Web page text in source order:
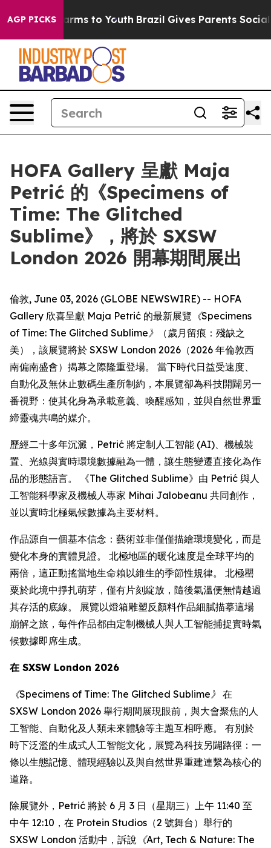
AGP PICKS
Abate Harms to Youth Brazil Gives Parents Social
HOFA Gallery 呈獻 Maja
Petrić 的《Specimens of
Time: The Glitched
Sublime》，將於 SXSW
London 2026 開幕期間展出
倫敦, June 03, 2026 (GLOBE NEWSWIRE) -- HOFA
Gallery 欣喜呈獻 Maja Petrić 的最新展覽 《Specimens
of Time: The Glitched Sublime》
（歲月留痕：殘缺之
美），該展覽將於 SXSW London 2026（2026 年倫敦西
南偏南盛會）揭幕之際隆重登場。 當下時代日益受速度、
自動化及無休止數碼生產所制約，本展覽卻為科技開闢另一
番視野：使其化身為承載意義、喚醒感知，並與自然世界重
締靈魂共鳴的媒介。
歷經二十多年沉澱，Petrić 將定制人工智能 (AI)、機械裝
置、光線與實時環境數據融為一體，讓生態變遷直接化為作
品的形態語言。 《The Glitched Sublime》由 Petrić 與人
工智能科學家及機械人專家 Mihai Jalobeanu 共同創作，
並以實時北極氣候數據為主要材料。
作品源自一個基本信念：藝術並非僅僅描繪環境變化，而是
變化本身的實體見證。 北極地區的暖化速度是全球平均的
兩倍，這正動搖當地生命賴以維生的季節性規律。 北極罌
粟於此境中掙扎萌芽，僅有片刻綻放，隨後氣溫便無情越過
其存活的底線。 展覽以燈箱雕塑反顏料作品細膩描摹這場
崩解之旅，每件作品都由定制機械人與人工智能捕捉實時氣
候數據即席生成。
在 SXSW London 2026
《Specimens of Time: The Glitched Sublime》 在
SXSW London 2026 舉行期間展現眼前，與大會聚焦的人
工智能、自動化及人類未來體驗等主題互相呼應。 有別於
時下泛濫的生成式人工智能文化，展覽為科技另闢路徑：一
條以生態記憶、體現經驗以及與自然世界重建連繫為核心的
道路。
除展覽外，Petrić 將於 6 月 3 日（星期三）上午 11:40 至
中午 12:10，在 Protein Studios（2 號舞台）舉行的
SXSW London 活動中，訴說 《Art, Tech & Nature: The